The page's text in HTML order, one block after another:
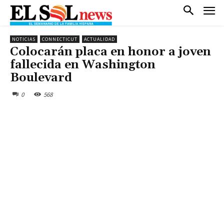
NOTICIAS CONNECTICUT ACTUALIDAD
Colocarán placa en honor a joven
fallecida en Washington
Boulevard
0 568